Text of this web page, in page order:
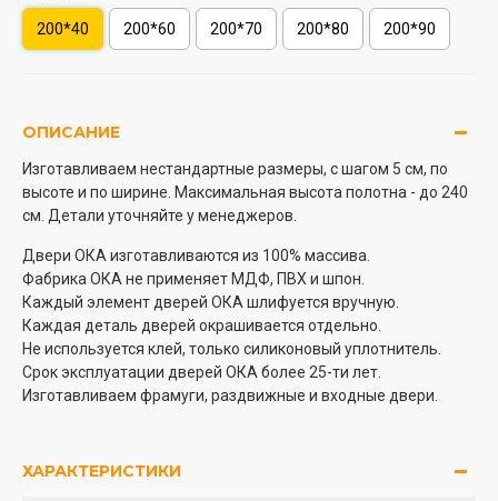
200*40 200*60 200*70 200*80 200*90
ОПИСАНИЕ
Изготавливаем нестандартные размеры, с шагом 5 см, по
высоте и по ширине. Максимальная высота полотна - до 240
см. Детали уточняйте у менеджеров.
Двери ОКА изготавливаются из 100% массива.
Фабрика ОКА не применяет МДФ, ПВХ и шпон.
Каждый элемент дверей ОКА шлифуется вручную.
Каждая деталь дверей окрашивается отдельно.
Не используется клей, только силиконовый уплотнитель.
Срок эксплуатации дверей ОКА более 25-ти лет.
Изготавливаем фрамуги, раздвижные и входные двери.
ХАРАКТЕРИСТИКИ